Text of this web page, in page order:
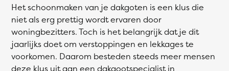
Het schoonmaken van je dakgoten is een klus die
niet als erg prettig wordt ervaren door
woningbezitters. Toch is het belangrijk dat je dit
jaarlijks doet om verstoppingen en lekkages te
voorkomen. Daarom besteden steeds meer mensen
deze klus uit aan een dakgootspecialist in